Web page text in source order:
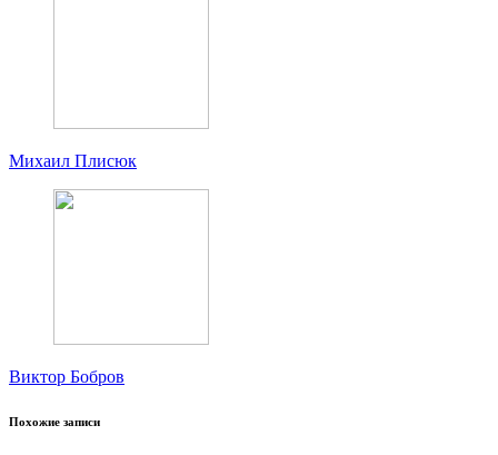
Михаил Плисюк
Виктор Бобров
Похожие записи